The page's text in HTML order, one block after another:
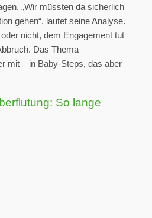
„Wir müssten da sicherlich
gehen“, lautet seine Analyse.
nicht, dem Engagement tut
Das Thema
mit – in Baby-Steps, das aber
So lange